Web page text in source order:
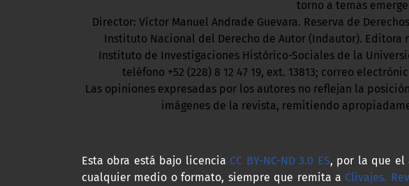
torno a temas
Director: Víctor Manuel Andrade Guevara. Reserva de
Instituto Nacional del Derecho de Autor (Indautor). Editora
Instituto de Investigaciones Histórico-Sociales de la
teléfono +52 (228) 8 12 47 19, ext. 13813; correo
Las opiniones expresadas por los autores no reflejan la
imágenes de la revista, remitiendo
Esta obra está bajo licencia CC BY-NC-ND 3.0 ES, por la que el
cualquier medio o formato, siempre que remita a Clivajes.